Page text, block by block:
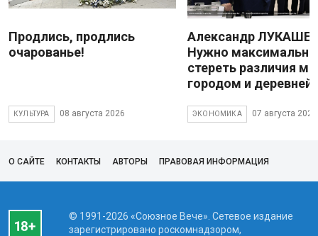
Продлись, продлись
очарованье!
КУЛЬТУРА 08 августа 2026
Александр
Нужно максимально
стереть различия
городом и деревней
ЭКОНОМИКА 07 августа 2026
О САЙТЕ КОНТАКТЫ АВТОРЫ ПРАВОВАЯ ИНФОРМАЦИЯ
© 1991-2026 «Союзное Вече». Сетевое издание
зарегистрировано роскомнадзором,